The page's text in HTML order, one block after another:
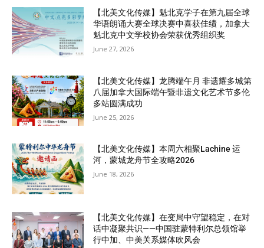
【北美文化传媒】魁北克学子在第九届全球
华语朗诵大赛全球决赛中喜获佳绩，加拿大
魁北克中文学校协会荣获优秀组织奖
June 27, 2026
【北美文化传媒】龙腾端午月 非遗耀多城第
八届加拿大国际端午暨非遗文化艺术节多伦
多站圆满成功
June 25, 2026
【北美文化传媒】本周六相聚Lachine 运
河，蒙城龙舟节全攻略2026
June 18, 2026
【北美文化传媒】在变局中守望稳定，在对
话中凝聚共识——中国驻蒙特利尔总领馆举
行中加、中美关系媒体吹风会